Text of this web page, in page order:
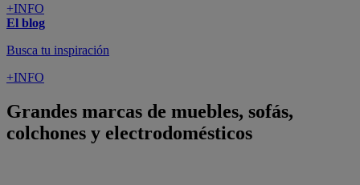
+INFO
El blog
Busca tu inspiración
+INFO
Grandes marcas de muebles, sofás,
colchones y electrodomésticos